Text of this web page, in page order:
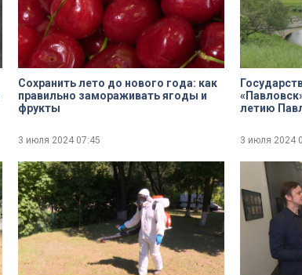
Сохранить лето до нового года: как
правильно замораживать ягоды и
фрукты
3 июля 2024 07:45
летию
3 июля 2024